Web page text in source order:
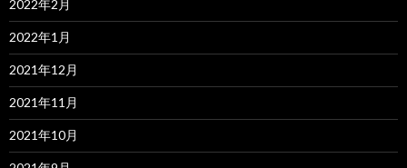
2022年2月
2022年1月
2021年12月
2021年11月
2021年10月